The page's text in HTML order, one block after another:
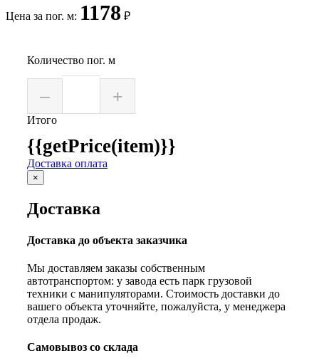
Цена за пог. м: 1178 ₽
Количество пог. м
– +
Итого
{{getPrice(item)}}
Доставка оплата
×
Доставка
Доставка до объекта заказчика
Мы доставляем заказы собственным
автотранспортом: у завода есть парк грузовой
техники с манипуляторами. Стоимость доставки до
вашего объекта уточняйте, пожалуйста, у менеджера
отдела продаж.
Самовывоз со склада